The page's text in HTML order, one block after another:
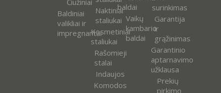
Baldiniai
valikliai ir
impregnantai
Naktiniai
staliukai
Kosmetiniai
staliukai
Rašomieji
stalai
Indaujos
Komodos
baldai
Vaikų
kambario
baldai
surinkimas
Garantija
ir
grąžinimas
Garantinio
aptarnavimo
užklausa
Prekių
pirkimo